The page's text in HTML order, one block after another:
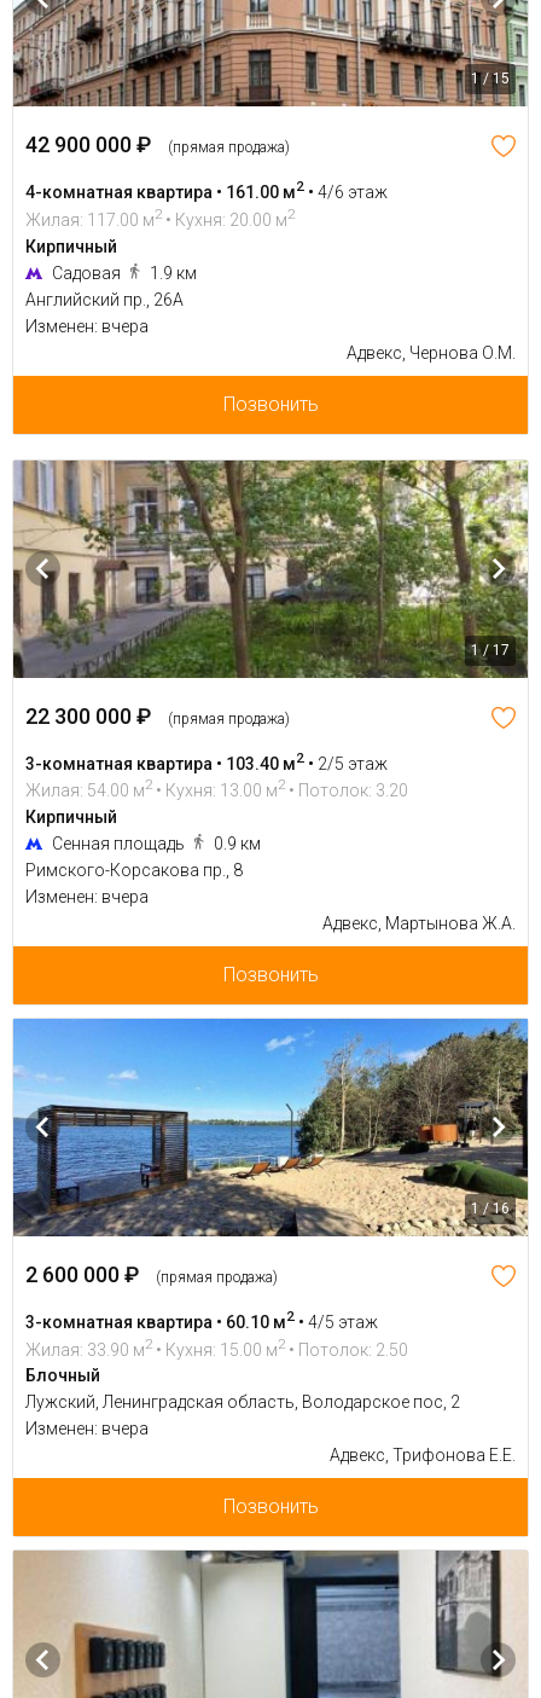
1 / 15
42 900 000 ₽ (прямая продажа)
4-комнатная квартира • 161.00 м2 • 4/6 этаж
Жилая: 117.00 м2 • Кухня: 20.00 м2
Кирпичный
Садовая
1.9 км
Английский пр., 26А
Изменен: вчера
Адвекс, Чернова О.М.
Позвонить
1 / 17
22 300 000 ₽ (прямая продажа)
3-комнатная квартира • 103.40 м2 • 2/5 этаж
Жилая: 54.00 м2 • Кухня: 13.00 м2 • Потолок: 3.20
Кирпичный
Сенная площадь
0.9 км
Римского-Корсакова пр., 8
Изменен: вчера
Адвекс, Мартынова Ж.А.
Позвонить
1 / 16
2 600 000 ₽ (прямая продажа)
3-комнатная квартира • 60.10 м2 • 4/5 этаж
Жилая: 33.90 м2 • Кухня: 15.00 м2 • Потолок: 2.50
Блочный
Лужский, Ленинградская область, Володарское пос, 2
Изменен: вчера
Адвекс, Трифонова Е.Е.
Позвонить